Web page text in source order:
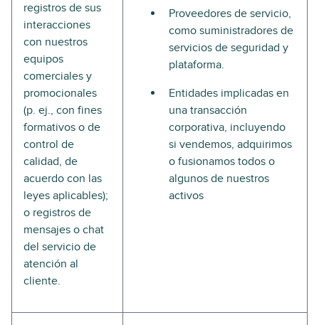
registros de sus
interacciones
con nuestros
equipos
comerciales y
promocionales
(p. ej., con fines
formativos o de
control de
calidad, de
acuerdo con las
leyes aplicables);
o registros de
mensajes o chat
del servicio de
atención al
cliente.
Proveedores de servicio,
como suministradores de
servicios de seguridad y
plataforma.
Entidades implicadas en
una transacción
corporativa, incluyendo
si vendemos, adquirimos
o fusionamos todos o
algunos de nuestros
activos